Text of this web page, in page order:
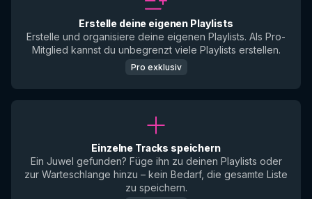
Erstelle deine eigenen Playlists
Erstelle und organisiere deine eigenen Playlists. Als Pro-
Mitglied kannst du unbegrenzt viele Playlists erstellen.
Pro exklusiv
Einzelne Tracks speichern
Ein Juwel gefunden? Füge ihn zu deinen Playlists oder
zur Warteschlange hinzu – kein Bedarf, die gesamte Liste
zu speichern.